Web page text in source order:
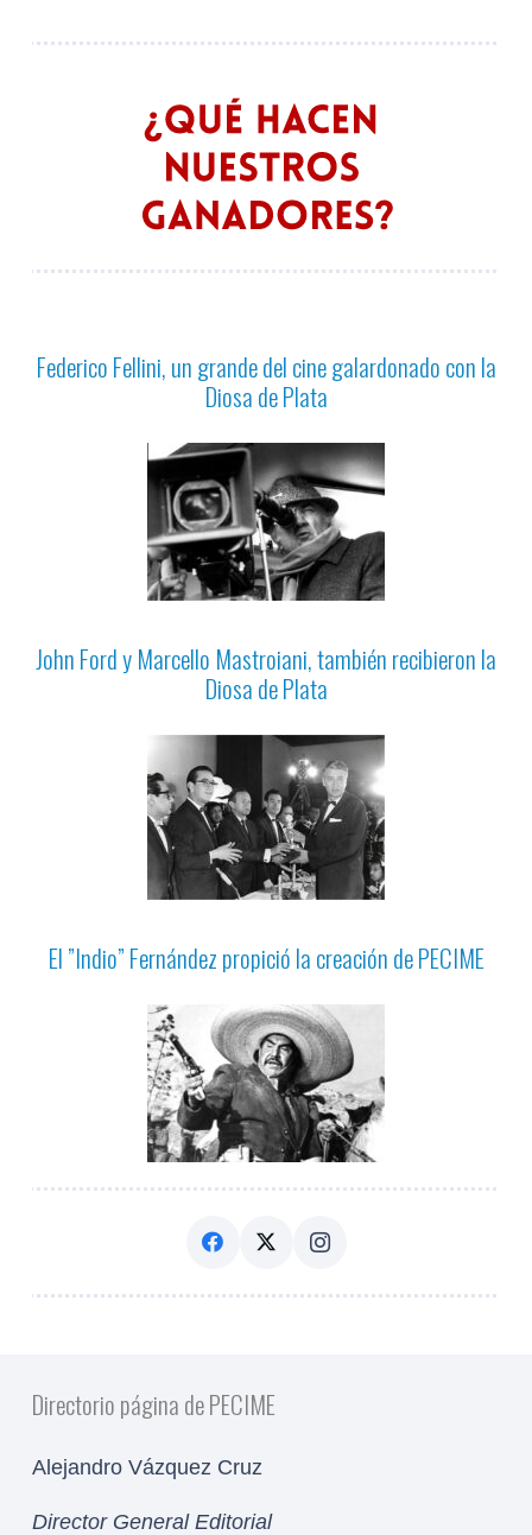
Federico Fellini, un grande del cine galardonado con la
Diosa de Plata
John Ford y Marcello Mastroiani, también recibieron la
Diosa de Plata
El ”Indio” Fernández propició la creación de PECIME
Directorio página de PECIME
Alejandro Vázquez Cruz
Director General Editorial